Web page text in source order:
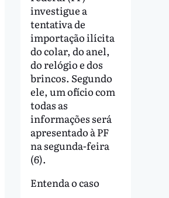
investigue a
tentativa de
importação ilícita
do colar, do anel,
do relógio e dos
brincos. Segundo
ele, um ofício com
todas as
informações será
apresentado à PF
na segunda-feira
(6).
Entenda o caso